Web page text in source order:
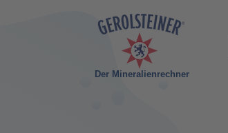
Der Mineralienrechner